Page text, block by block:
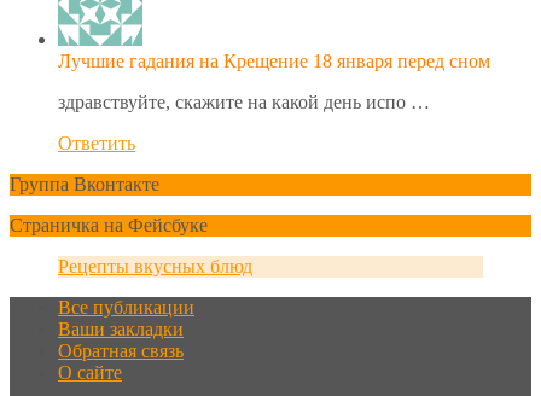
Лучшие гадания на Крещение 18 января перед сном
здравствуйте, скажите на какой день испо …
Ответить
Группа Вконтакте
Страничка на Фейсбуке
Рецепты вкусных блюд
Все публикации
Ваши закладки
Обратная связь
О сайте